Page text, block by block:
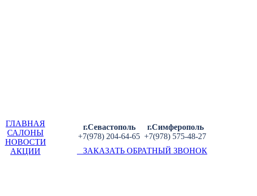
ГЛАВНАЯ
САЛОНЫ
НОВОСТИ
АКЦИИ
г.Севастополь
+7(978) 204-64-65
г.Симферополь
+7(978) 575-48-27
ЗАКАЗАТЬ ОБРАТНЫЙ ЗВОНОК